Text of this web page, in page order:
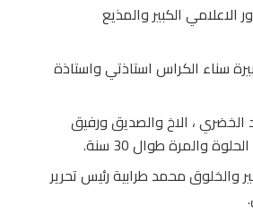
الاعلامي الكبير والمذيع
سناء الكراس استاذتي واستاذة
الخضري ، الاخ والصديق ورفيق
والمرة طوال 30 سنة.
والخلوق محمد طرابية رئيس تحرير